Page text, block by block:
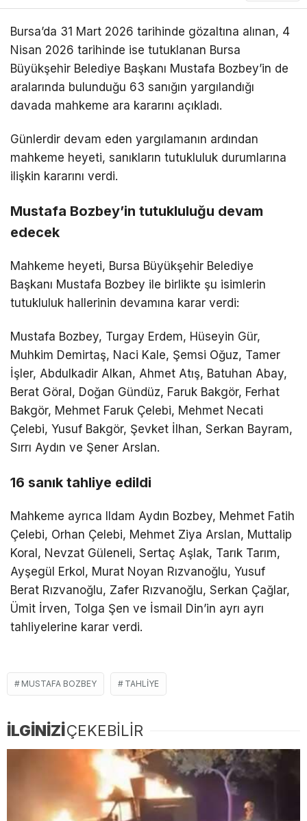
Bursa’da 31 Mart 2026 tarihinde gözaltına alınan, 4
Nisan 2026 tarihinde ise tutuklanan Bursa
Büyükşehir Belediye Başkanı Mustafa Bozbey’in de
aralarında bulunduğu 63 sanığın yargılandığı
davada mahkeme ara kararını açıkladı.
Günlerdir devam eden yargılamanın ardından
mahkeme heyeti, sanıkların tutukluluk durumlarına
ilişkin kararını verdi.
Mustafa Bozbey’in tutukluluğu devam
edecek
Mahkeme heyeti, Bursa Büyükşehir Belediye
Başkanı Mustafa Bozbey ile birlikte şu isimlerin
tutukluluk hallerinin devamına karar verdi:
Mustafa Bozbey, Turgay Erdem, Hüseyin Gür,
Muhkim Demirtaş, Naci Kale, Şemsi Oğuz, Tamer
İşler, Abdulkadir Alkan, Ahmet Atış, Batuhan Abay,
Berat Göral, Doğan Gündüz, Faruk Bakgör, Ferhat
Bakgör, Mehmet Faruk Çelebi, Mehmet Necati
Çelebi, Yusuf Bakgör, Şevket İlhan, Serkan Bayram,
Sırrı Aydın ve Şener Arslan.
16 sanık tahliye edildi
Mahkeme ayrıca Ildam Aydın Bozbey, Mehmet Fatih
Çelebi, Orhan Çelebi, Mehmet Ziya Arslan, Muttalip
Koral, Nevzat Güleneli, Sertaç Aşlak, Tarık Tarım,
Ayşegül Erkol, Murat Noyan Rızvanoğlu, Yusuf
Berat Rızvanoğlu, Zafer Rızvanoğlu, Serkan Çağlar,
Ümit İrven, Tolga Şen ve İsmail Din’in ayrı ayrı
tahliyelerine karar verdi.
MUSTAFA BOZBEY TAHLIYE
İLGİNİZİÇEKEBİLİR